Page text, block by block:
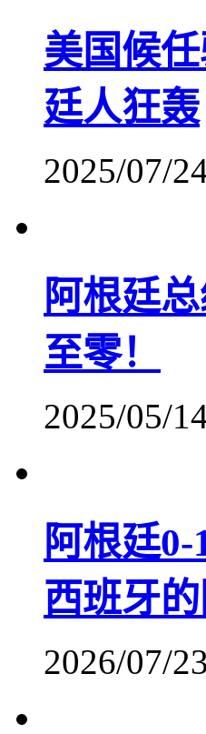
美国候
廷人狂轰
2025/07/
阿根廷
至零！
2025/05/
阿根廷
西班牙
2026/07/23